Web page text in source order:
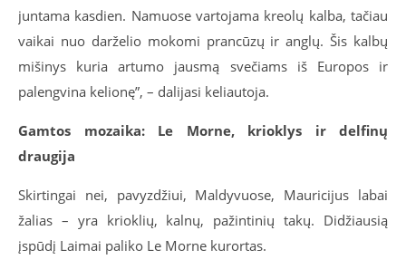
juntama kasdien. Namuose vartojama kreolų kalba, tačiau
vaikai nuo darželio mokomi prancūzų ir anglų. Šis kalbų
mišinys kuria artumo jausmą svečiams iš Europos ir
palengvina kelionę”, – dalijasi keliautoja.
Gamtos mozaika: Le Morne, krioklys ir delfinų
draugija
Skirtingai nei, pavyzdžiui, Maldyvuose, Mauricijus labai
žalias – yra krioklių, kalnų, pažintinių takų. Didžiausią
įspūdį Laimai paliko Le Morne kurortas.